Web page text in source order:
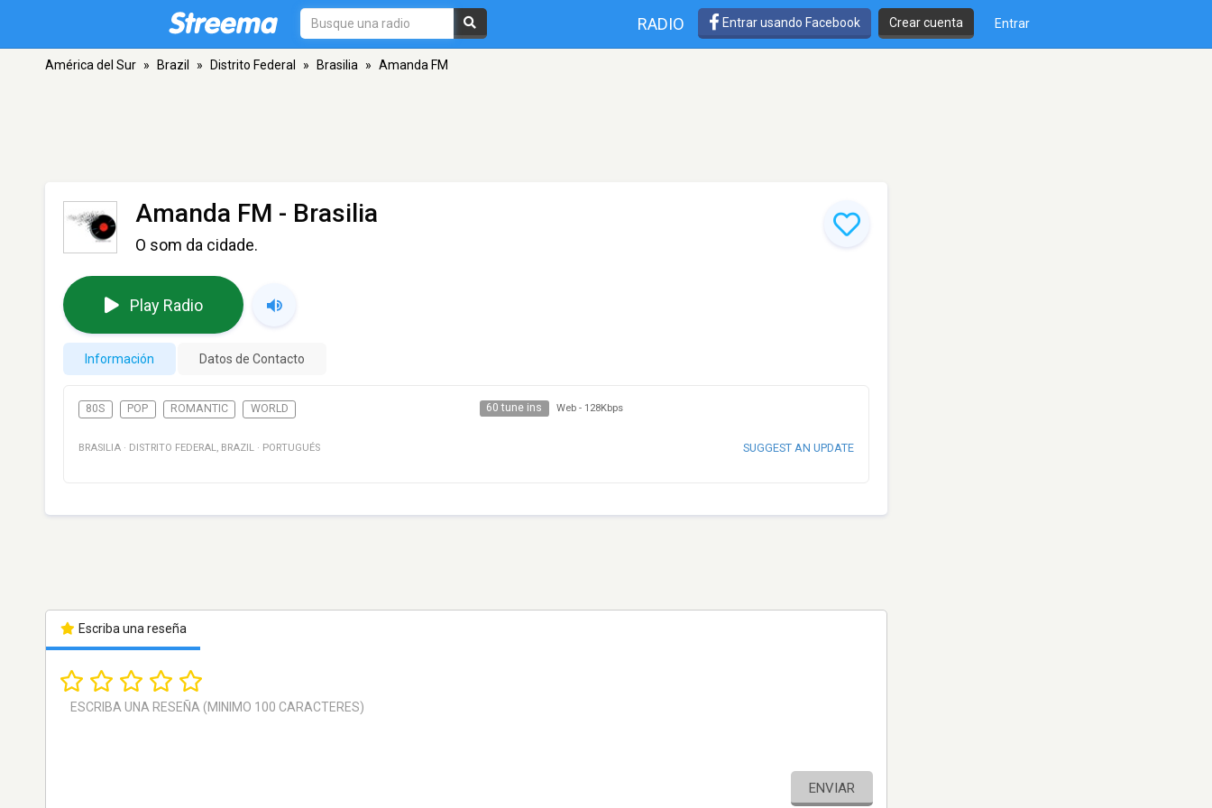
RADIO Entrar usando Facebook Crear cuenta Entrar
América del Sur » Brazil » Distrito Federal » Brasilia » Amanda FM
Amanda FM - Brasilia
O som da cidade.
Play Radio
Información Datos de Contacto
80S POP ROMANTIC WORLD 60 tune ins Web - 128Kbps
BRASILIA · DISTRITO FEDERAL, BRAZIL · PORTUGUÉS SUGGEST AN UPDATE
Escriba una reseña
ENVIAR